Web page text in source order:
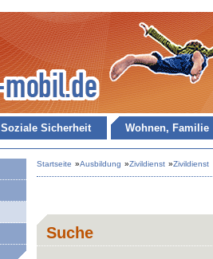
Soziale Sicherheit Wohnen, Familie
Startseite »Ausbildung »Zivildienst »Zivildienst
Suche